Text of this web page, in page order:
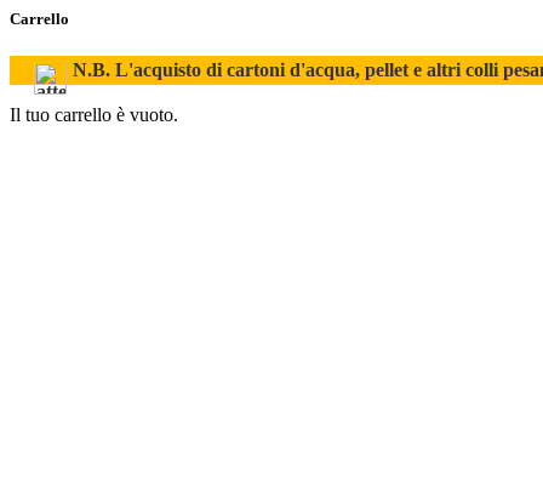
Carrello
N.B. L'acquisto di cartoni d'acqua, pellet e altri colli
Il tuo carrello è vuoto.